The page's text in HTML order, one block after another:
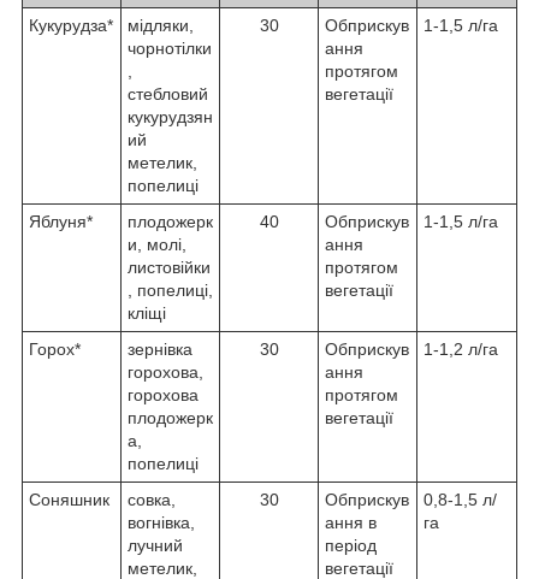
Кукурудза*
мідляки,
чорнотілки
стебловий
кукурудзян
ий
метелик,
попелиці
30
Обприскув
ання
протягом
вегетації
1-1,5 л/га
Яблуня*
плодожерк
и, молі,
листовійки
, попелиці,
кліщі
40
Обприскув
ання
протягом
вегетації
1-1,5 л/га
Горох*
зернівка
горохова,
горохова
плодожерк
а,
попелиці
30
Обприскув
ання
протягом
вегетації
1-1,2 л/га
Соняшник
совка,
вогнівка,
лучний
метелик,
30
Обприскув
ання в
період
вегетації
0,8-1,5 л/
га